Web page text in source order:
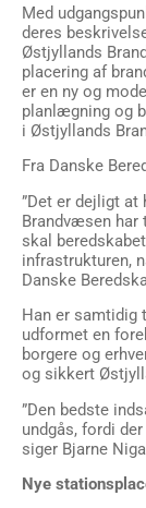
Med
deres
Østjyllands
placering af
er en ny og
planlægning og
i Østjyllands
Fra Danske
”Det er dejligt
Brandvæsen har
skal
infrastrukturen,
Danske
Han er samtidig
udformet en
borgere og
og sikkert
”Den bedste
undgås, fordi
siger Bjarne
Nye